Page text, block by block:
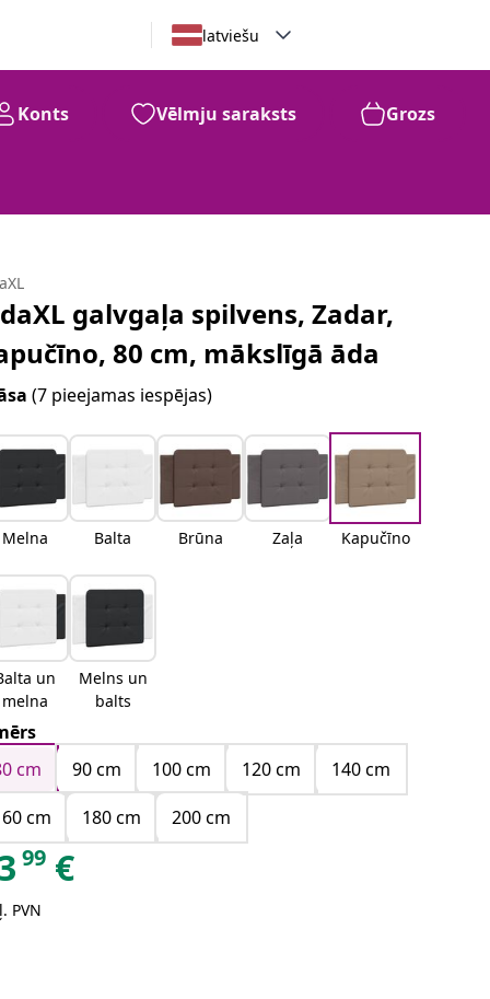
latviešu
Konts Vēlmju saraksts Grozs
galvgaļa spilvens, Zadar,
80 cm, mākslīgā āda
(7 pieejamas iespējas)
Melna Balta Brūna Zaļa Kapučīno
un
melna
Melns un
balts
cm
90 cm 100 cm 120 cm
140 cm
cm
180 cm 200 cm
99 €
PVN